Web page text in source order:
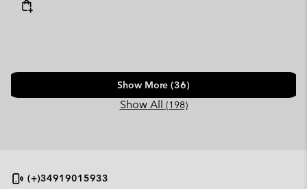
Show More (36)
Show All (198)
(+)34919015933